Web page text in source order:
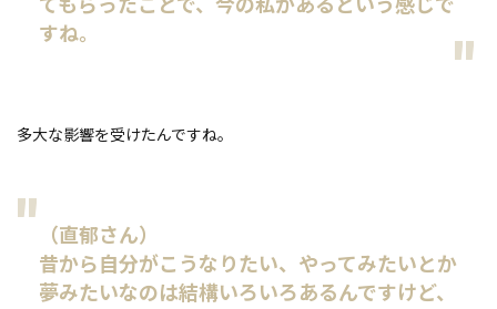
てもらったことで、今の私があるという感じで
すね。
多大な影響を受けたんですね。
（直郁さん）
昔から自分がこうなりたい、やってみたいとか
夢みたいなのは結構いろいろあるんですけど、